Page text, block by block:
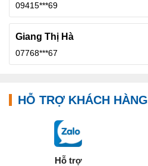
09415***69
Giang Thị Hà
07768***67
HỖ TRỢ KHÁCH HÀNG
Hỗ trợ